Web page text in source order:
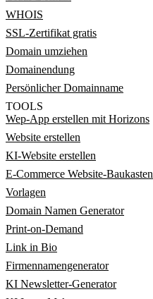
WHOIS
SSL-Zertifikat gratis
Domain umziehen
Domainendung
Persönlicher Domainname
TOOLS
Wep-App erstellen mit Horizons
Website erstellen
KI-Website erstellen
E-Commerce Website-Baukasten
Vorlagen
Domain Namen Generator
Print-on-Demand
Link in Bio
Firmennamengenerator
KI Newsletter-Generator